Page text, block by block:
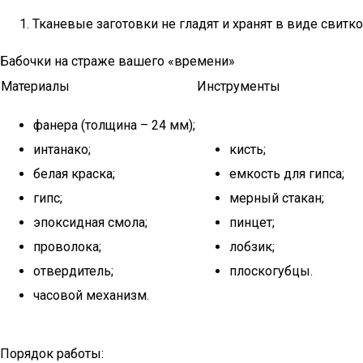
Тканевые заготовки не гладят и хранят в виде
Бабочки на страже вашего «времени»
Материалы
Инструменты
фанера (толщина – 24 мм);
интанако;
белая краска;
гипс;
эпоксидная смола;
проволока;
отвердитель;
часовой механизм.
кисть;
емкость для гипса;
мерный стакан;
пинцет;
лобзик;
плоскогубцы.
Порядок работы: